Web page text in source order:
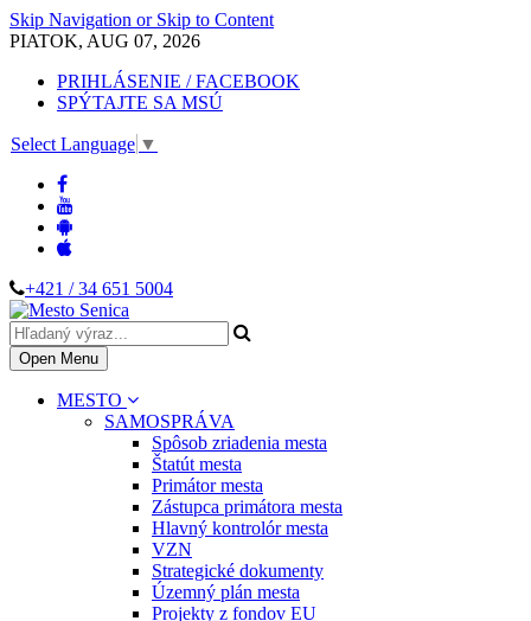
Skip Navigation or Skip to Content
PIATOK, AUG 07, 2026
PRIHLÁSENIE / FACEBOOK
SPÝTAJTE SA MSÚ
Select Language ▼
+421 / 34 651 5004
Open Menu
MESTO
SAMOSPRÁVA
Spôsob zriadenia mesta
Štatút mesta
Primátor mesta
Zástupca primátora mesta
Hlavný kontrolór mesta
VZN
Strategické dokumenty
Územný plán mesta
Projekty z fondov EU